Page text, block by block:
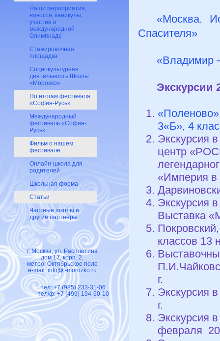
«Москва.
Спасителя»
«Владимир
Экскурсии
3«Б», 4
Экскурсия
центр
«Империя
Экскурсия
Выставка
классов 13
г.
Экскурсия
г.
Экскурсия
февраля
Наши мероприятия,
новости, каникулы,
участие в
международной
Олимпиаде
Cтажировочная
площадка
Социокультурная
деятельность Школы
«Морозко»
По итогам фестиваля
«София-Русь»
Международный
фестиваль «София-
Русь»
Фильм о нашем
фестивале.
Онлайн-школа для
родителей
Школьная форма
Статьи
Частные школы и
другие партнеры
г. Москва, ул. Расплетина
дом 17, корп. 2,
метро: Октябрьское поле
e-mail:info@l-morozko.ru
тел: +7 (985) 233-31-06
тел/ф: +7 (499) 194-60-10